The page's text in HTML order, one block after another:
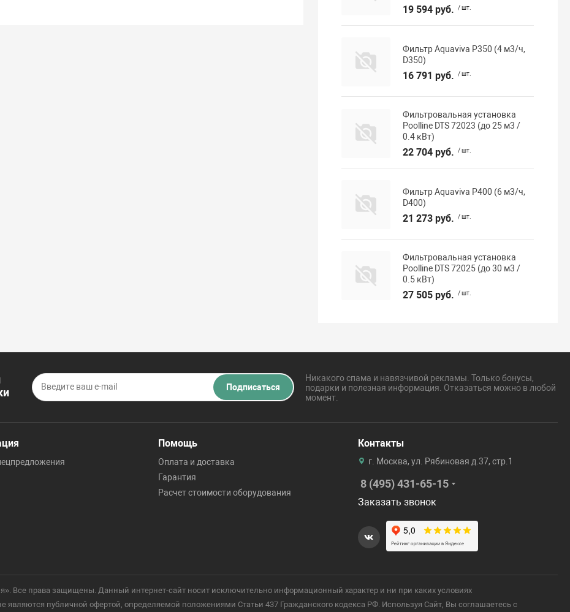
19 594 руб. / шт.
Фильтр Aquaviva P350 (4 м3/ч,
D350)
16 791 руб. / шт.
Фильтровальная установка
Poolline DTS 72023 (до 25 м3 /
0.4 кВт)
22 704 руб. / шт.
Фильтр Aquaviva P400 (6 м3/ч,
D400)
21 273 руб. / шт.
Фильтровальная установка
Poolline DTS 72025 (до 30 м3 /
0.5 кВт)
27 505 руб. / шт.
Подписаться
Никакого спама и навязчивой рекламы. Только бонусы,
подарки и полезная информация. Отказаться можно в любой
момент.
Помощь
Оплата и доставка
Гарантия
Расчет стоимости оборудования
Контакты
г. Москва, ул. Рябиновая д.37, стр.1
8 (495) 431-65-15
Заказать звонок
Все права защищены. Данный интернет-сайт носит исключительно информационный характер и ни при каких условиях
публичной офертой, определяемой положениями Статьи 437 Гражданского кодекса РФ. Используя Сайт, Вы соглашаетесь с